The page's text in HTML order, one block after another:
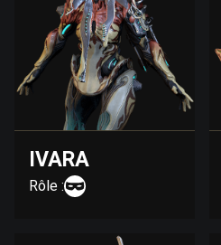
IVARA
Rôle :